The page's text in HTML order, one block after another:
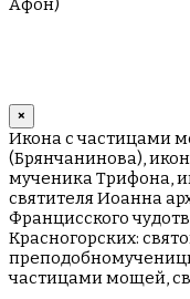
×
Икона с частицами
(Брянчанинова),
мученика Трифона,
святителя Иоанна
Францисского
Красногорских:
частицами мощей,